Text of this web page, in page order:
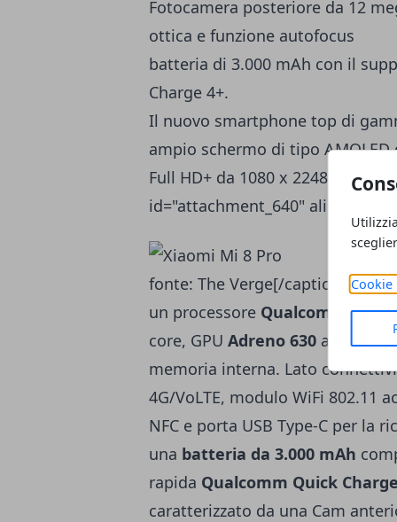
Cookie
Fotocamera posteriore da 12
ottica e funzione autofocus
batteria di 3.000 mAh con il
Charge 4+.
Il nuovo smartphone top di
ampio schermo di tipo
Full HD+ da 1080 x 2248 pixel e
id="attachment_640"
fonte: The Verge[/caption] Lo
un processore Qualcomm
core, GPU Adreno 630
memoria interna. Lato
4G/VoLTE, modulo WiFi 802.11
NFC e porta USB Type-C per
una batteria da 3.000 mAh
rapida Qualcomm Quick
caratterizzato da una Cam